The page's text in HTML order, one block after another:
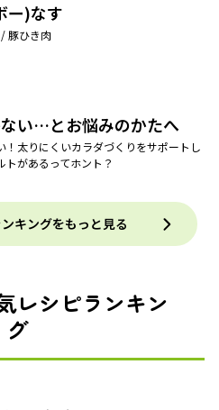
ー)なす
豚ひき肉
い…とお悩みのかたへ
！太りにくいカラダづくりをサポートし
トがあるってホント？
キングをもっと見る
レシピランキン
グ